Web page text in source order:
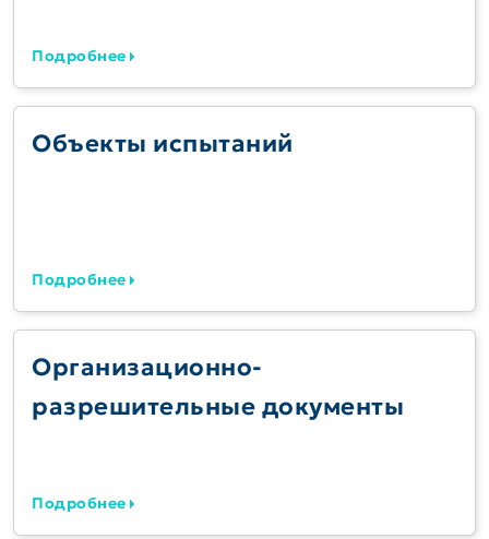
Подробнее
Объекты испытаний
Подробнее
Организационно-
разрешительные документы
Подробнее